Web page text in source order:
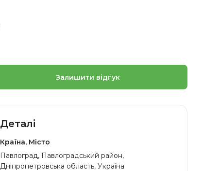
Залишити відгук
Деталі
Країна, Місто
Павлоград, Павлоградський район,
Дніпропетровська область, Україна